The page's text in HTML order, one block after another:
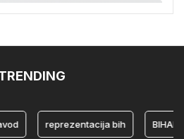
reprezentacija bih BIHAMK